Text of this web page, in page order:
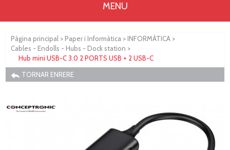
MENU
Pàgina principal > Paper i Informàtica > INFORMÀTICA >
Cables - Endolls - Hubs - Dock station >
Hub mini USB-C 3.0 2 PORTS USB + 2 USB-C
TORNAR ENRERE